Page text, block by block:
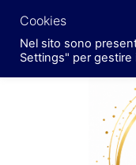
contenuto
Cookies
Nel sito sono
Settings" per gestire